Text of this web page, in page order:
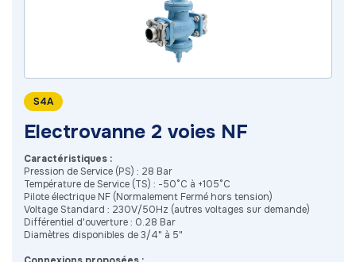
S4A
Electrovanne 2 voies NF
Caractéristiques :
Pression de Service (PS) : 28 Bar
Température de Service (TS) : -50°C à +105°C
Pilote électrique NF (Normalement Fermé hors tension)
Voltage Standard : 230V/50Hz (autres voltages sur demande)
Différentiel d'ouverture : 0.28 Bar
Diamètres disponibles de 3/4" à 5"